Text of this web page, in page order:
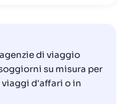
di viaggio
su misura per
d'affari o in